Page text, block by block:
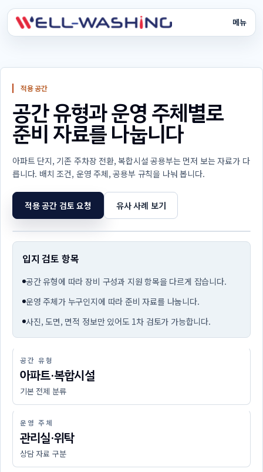
메뉴
장비
운영 시스템
도입 비용
사례 회사
적용 공간
공간 유형과 운영 주체별로
준비 자료를 나눕니다
아파트 단지, 기존 주차장 전환, 복합시설 공용부는 먼저 보는 자료가 다
릅니다. 배치 조건, 운영 주체, 공용부 규칙을 나눠 봅니다.
적용 공간 검토 요청 유사 사례 보기
입지 검토 항목
공간 유형에 따라 장비 구성과 지원 항목을 다르게 잡습니다.
운영 주체가 누구인지에 따라 준비 자료를 나눕니다.
사진, 도면, 면적 정보만 있어도 1차 검토가 가능합니다.
공간 유형
아파트·복합시설
기본 전제 분류
운영 주체
관리실·위탁
상담 자료 구분